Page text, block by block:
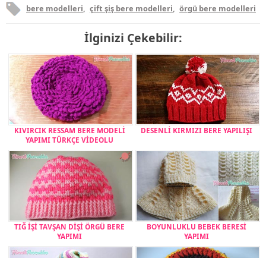
bere modelleri, çift şiş bere modelleri, örgü bere modelleri
İlginizi Çekebilir:
KIVIRCIK RESSAM BERE MODELİ
YAPIMI TÜRKÇE VİDEOLU
DESENLİ KIRMIZI BERE YAPILIŞI
TIĞ İŞİ TAVŞAN DİŞİ ÖRGÜ BERE
YAPIMI
BOYUNLUKLU BEBEK BERESİ
YAPIMI